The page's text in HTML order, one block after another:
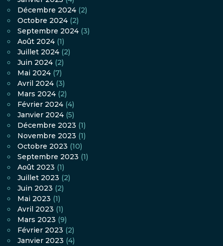
Décembre 2024 (2)
Octobre 2024 (2)
Septembre 2024 (3)
Août 2024 (1)
Juillet 2024 (2)
Juin 2024 (2)
Mai 2024 (7)
Avril 2024 (3)
Mars 2024 (2)
Février 2024 (4)
Janvier 2024 (5)
Décembre 2023 (1)
Novembre 2023 (1)
Octobre 2023 (10)
Septembre 2023 (1)
Août 2023 (1)
Juillet 2023 (2)
Juin 2023 (2)
Mai 2023 (1)
Avril 2023 (1)
Mars 2023 (9)
Février 2023 (2)
Janvier 2023 (4)